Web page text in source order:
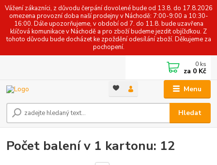
Vážení zákazníci, z důvodu čerpání dovolené bude od 13.8. do 17.8.2026
omezena provozní doba naší prodejny v Náchodě: 7:00-9:00 a 10:30-
16:00. Dále upozorňujeme, v období od 7. do 11.8. bude uzavřena
klíčová komunikace v Náchodě a pro zboží budeme jezdit objížďkou. Z
tohoto důvodu bude docházet ke zpoždění odesílání zboží. Děkujeme za
pochopení.
Menu
Hledat
0 ks
za 0 Kč
Počet balení v 1 kartonu: 12